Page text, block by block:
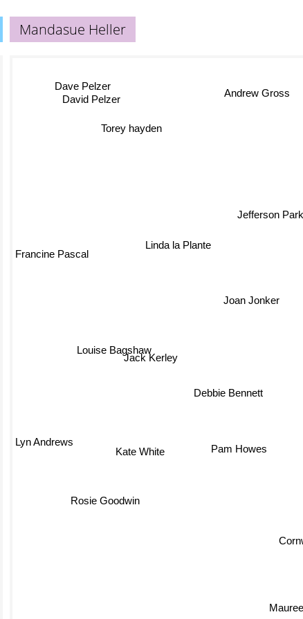
Mandasue Heller
Debbie Bennett
Pam Howes
Joan Jonker
Kate White
Jefferson
Linda la Plante
Jack Kerley
Louise Bagshaw
Maureen
Torey hayden
Francine Pascal
Rosie Goodwin
Andrew Gross
David Pelzer
Dave Pelzer
Lyn Andrews